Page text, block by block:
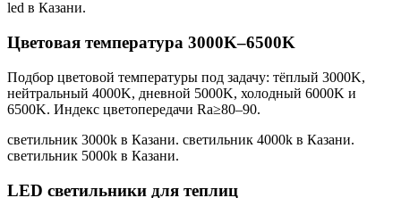
led в Казани.
Цветовая температура 3000K–6500K
Подбор цветовой температуры под задачу: тёплый 3000K,
нейтральный 4000K, дневной 5000K, холодный 6000K и
6500K. Индекс цветопередачи Ra≥80–90.
светильник 3000k в Казани. светильник 4000k в Казани.
светильник 5000k в Казани.
LED светильники для теплиц